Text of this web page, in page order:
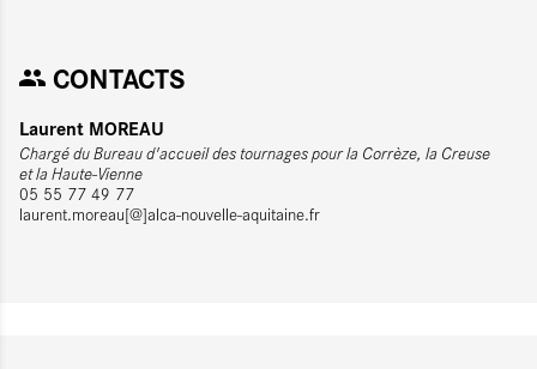
CONTACTS
Laurent MOREAU
Chargé du Bureau d'accueil des tournages pour la Corrèze, la Creuse
et la Haute-Vienne
05 55 77 49 77
laurent.moreau[@]alca-nouvelle-aquitaine.fr